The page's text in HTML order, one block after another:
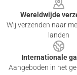
Wereldwijde
Wij verzenden naar
landen
Internationale
Aangeboden in het